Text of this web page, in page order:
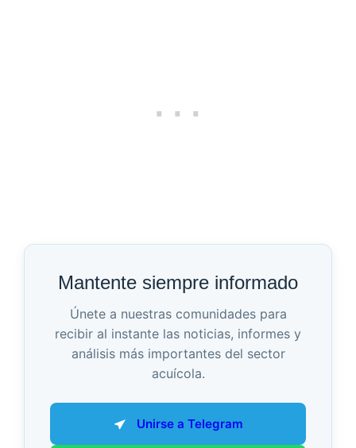
Mantente siempre informado
Únete a nuestras comunidades para
recibir al instante las noticias, informes y
análisis más importantes del sector
acuícola.
Unirse a Telegram